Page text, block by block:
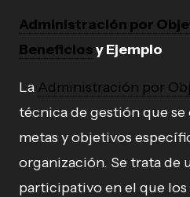
Administración por
Beneficiosy Ejemplo
La Administración por
técnica de gestión que
metas y objetivos
organización. Se trata de
participativo en el que